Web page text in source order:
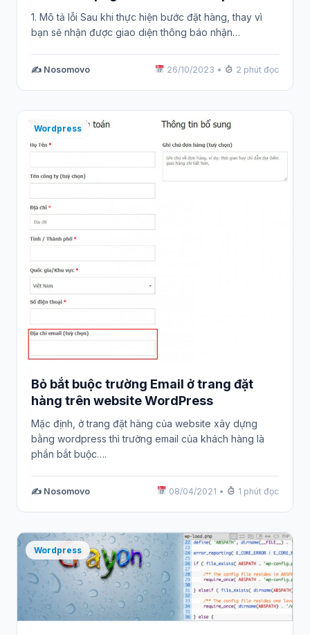
1. Mô tả lỗi Sau khi thực hiện bước đặt hàng, thay vì
bạn sẽ nhận được giao diện thông báo nhận…
✍️ Nosomovo 26/10/2023 • 2 phút đọc
Wordpress
Bỏ bắt buộc trường Email ở trang đặt
hàng trên website WordPress
Mặc định, ở trang đặt hàng của website xây dựng
bằng wordpress thì trường email của khách hàng là
phần bắt buộc….
✍️ Nosomovo 08/04/2021 • 1 phút đọc
Wordpress